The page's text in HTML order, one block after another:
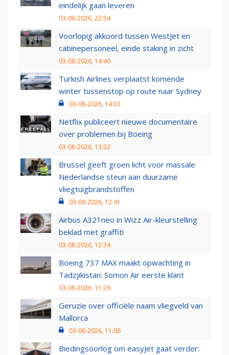
eindelijk gaan leveren
03-08-2026, 22:54
Voorlopig akkoord tussen WestJet en
cabinepersoneel, einde staking in zicht
03-08-2026, 14:40
Turkish Airlines verplaatst komende
winter tussenstop op route naar Sydney
03-08-2026, 14:03
Netflix publiceert nieuwe documentaire
over problemen bij Boeing
03-08-2026, 13:22
Brussel geeft groen licht voor massale
Nederlandse steun aan duurzame
vliegtuigbrandstoffen
03-08-2026, 12:41
Airbus A321neo in Wizz Air-kleurstelling
beklad met graffiti
03-08-2026, 12:34
Boeing 737 MAX maakt opwachting in
Tadzjikistan: Somon Air eerste klant
03-08-2026, 11:26
Geruzie over officiële naam vliegveld van
Mallorca
03-08-2026, 11:06
Biedingsoorlog om easyJet gaat verder: